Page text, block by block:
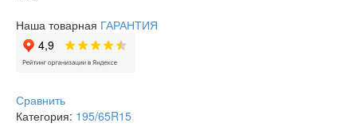
Наша товарная ГАРАНТИЯ
Сравнить
Категория: 195/65R15